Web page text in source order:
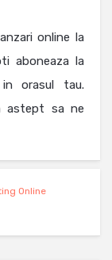
online la
aboneaza la
orasul tau.
astept sa ne
Online